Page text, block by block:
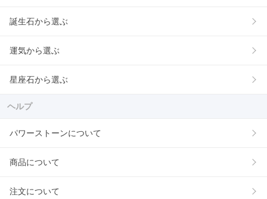
誕生石から選ぶ
運気から選ぶ
星座石から選ぶ
ヘルプ
パワーストーンについて
商品について
注文について